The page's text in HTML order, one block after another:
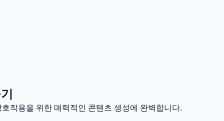
작용을 위한 매력적인 콘텐츠 생성에 완벽합니다.